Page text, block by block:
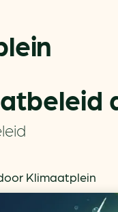
Klimaatplein